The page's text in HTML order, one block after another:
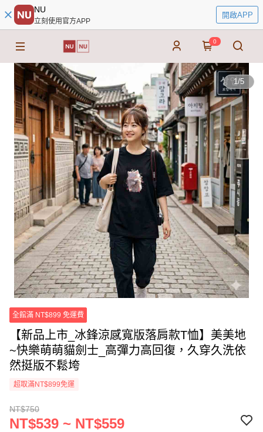
NU
立刻使用官方APP
開啟APP
0
1/5
全館滿 NT$899 免運費
【新品上市_冰鋒涼感寬版落肩款T恤】美美地
~快樂萌萌貓劍士_高彈力高回復，久穿久洗依
然挺版不鬆垮
超取滿NT$899免運
NT$750
NT$539 ~ NT$559